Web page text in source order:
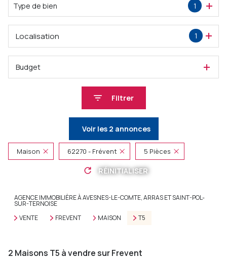
Type de bien 1
1
Localisation
Budget
Filtrer
Voir les 2 annonces
Maison 62270 - Frévent 5 Pièces
RÉINITIALISER
AGENCE IMMOBILIÈRE À AVESNES-LE-COMTE, ARRAS ET SAINT-POL-
SUR-TERNOISE
VENTE
FREVENT MAISON T5
2 Maisons T5 à vendre sur Frevent